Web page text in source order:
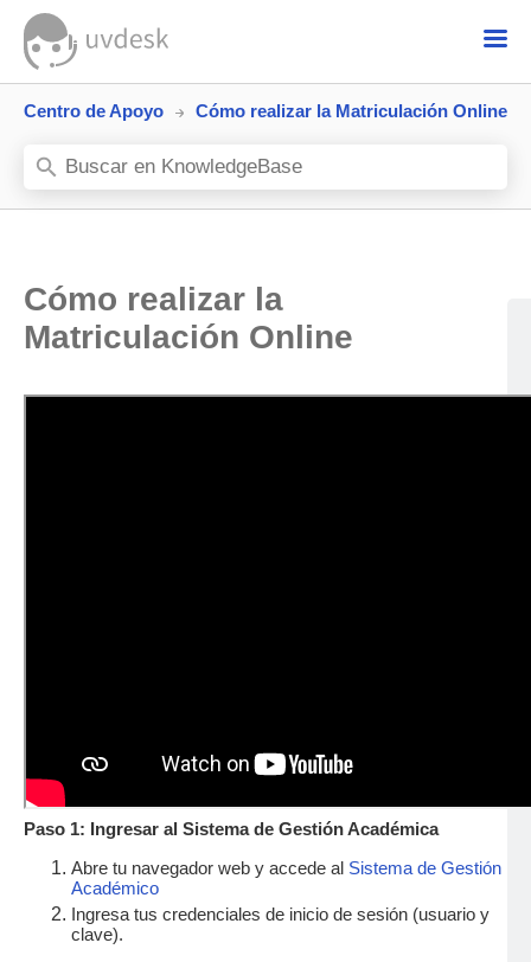
Centro de Apoyo Cómo realizar la Matriculación Online
Cómo realizar la
Matriculación Online
Paso 1: Ingresar al Sistema de Gestión Académica
Abre tu navegador web y accede al Sistema de Gestión
Académico
Ingresa tus credenciales de inicio de sesión (usuario y
clave).